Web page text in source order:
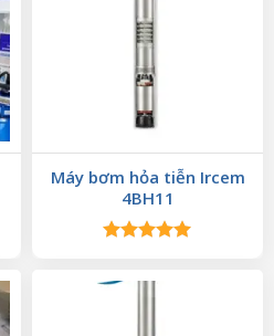
Máy bơm hỏa tiễn Ircem
4BH11
5 sao